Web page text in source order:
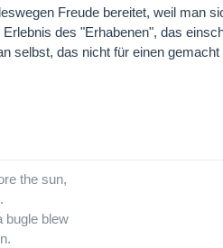
Freude bereitet, weil man
des "Erhabenen", das
selbst, das nicht für einen gemacht
the sun,
bugle blew